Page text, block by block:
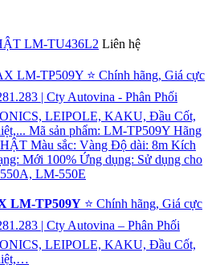
LM-TU436L2 Liên hệ
LM-TP509Y ⭐ Chính hãng, Giá cực
| Cty Autovina – Phân Phối
LEIPOLE, KAKU, Đầu Cốt,